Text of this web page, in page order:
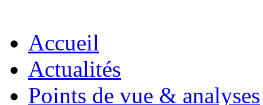
Accueil
Actualités
Points de vue & analyses